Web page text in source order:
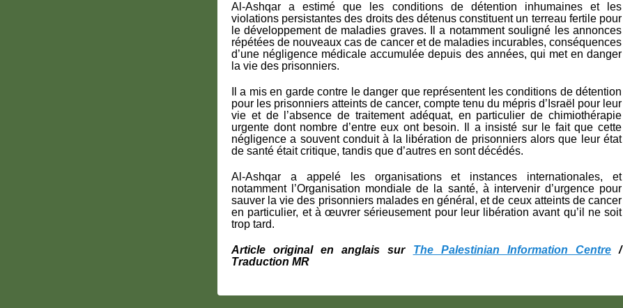
Al-Ashqar a estimé que les conditions de détention inhumaines et les
violations persistantes des droits des détenus constituent un terreau fertile pour
le développement de maladies graves. Il a notamment souligné les annonces
répétées de nouveaux cas de cancer et de maladies incurables, conséquences
d’une négligence médicale accumulée depuis des années, qui met en danger
la vie des prisonniers.
Il a mis en garde contre le danger que représentent les conditions de détention
pour les prisonniers atteints de cancer, compte tenu du mépris d’Israël pour leur
vie et de l’absence de traitement adéquat, en particulier de chimiothérapie
urgente dont nombre d’entre eux ont besoin. Il a insisté sur le fait que cette
négligence a souvent conduit à la libération de prisonniers alors que leur état
de santé était critique, tandis que d’autres en sont décédés.
Al-Ashqar a appelé les organisations et instances internationales, et
notamment l’Organisation mondiale de la santé, à intervenir d’urgence pour
sauver la vie des prisonniers malades en général, et de ceux atteints de cancer
en particulier, et à œuvrer sérieusement pour leur libération avant qu’il ne soit
trop tard.
Article original en anglais sur The Palestinian Information Centre/
Traduction MR